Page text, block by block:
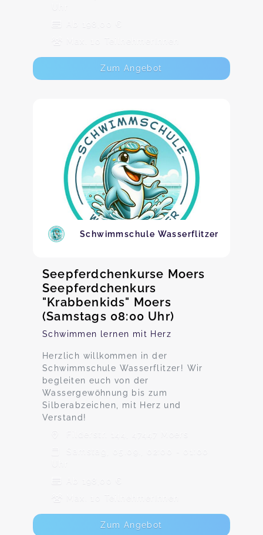
Ab 198,00 €
Max. 10 TeilnehmerInnen
Zum Angebot
Schwimmschule Wasserflitzer
Seepferdchenkurse Moers
Seepferdchenkurs
"Krabbenkids" Moers
(Samstags 08:00 Uhr)
Schwimmen lernen mit Herz
Herzlich willkommen in der
Schwimmschule Wasserflitzer! Wir
begleiten euch von der
Wassergewöhnung bis zum
Silberabzeichen, mit Herz und
Verstand!
Filderstr. 144, 47447 Moers
Samstag, 05.09., 02:00 - 01:00
Ab 198,00 €
Max. 10 TeilnehmerInnen
Zum Angebot